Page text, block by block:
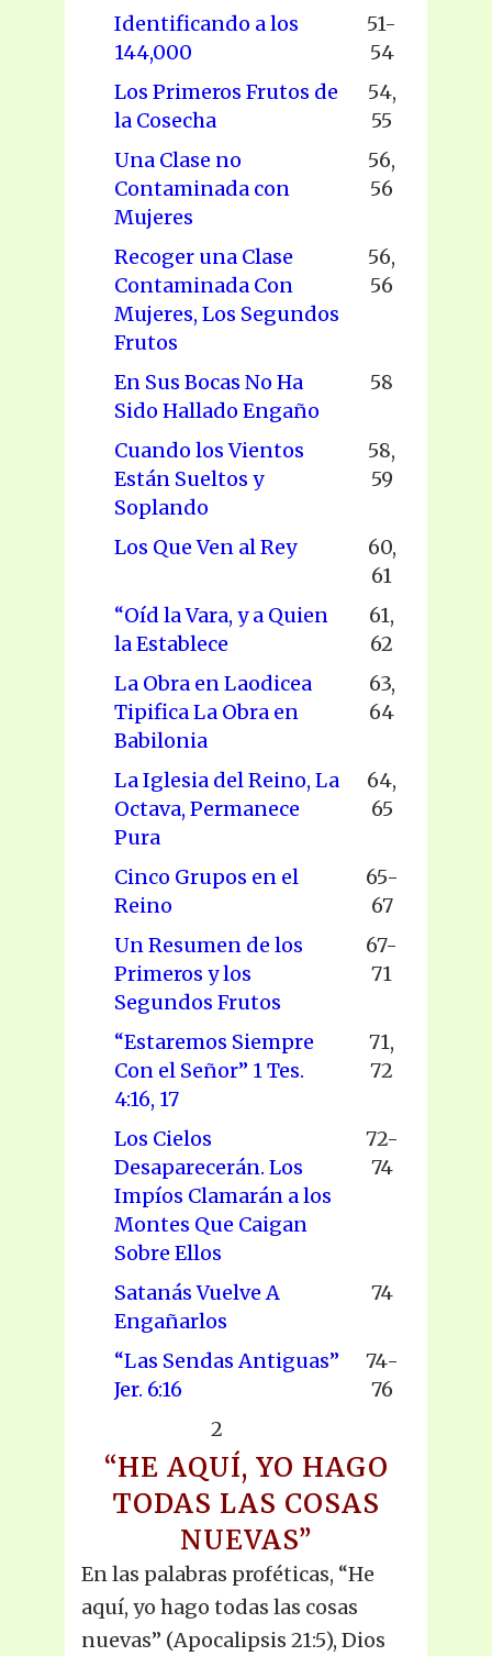
Identificando a los
144,000
51-
54
Los Primeros Frutos de
la Cosecha
54,
55
Una Clase no
Contaminada con
Mujeres
56,
56
Recoger una Clase
Contaminada Con
Mujeres, Los Segundos
Frutos
56,
56
En Sus Bocas No Ha
Sido Hallado Engaño
58
Cuando los Vientos
Están Sueltos y
Soplando
58,
59
Los Que Ven al Rey
60,
61
“Oíd la Vara, y a Quien
la Establece
61,
62
La Obra en Laodicea
Tipifica La Obra en
Babilonia
63,
64
La Iglesia del Reino, La
Octava, Permanece
Pura
64,
65
Cinco Grupos en el
Reino
65-
67
Un Resumen de los
Primeros y los
Segundos Frutos
67-
71
“Estaremos Siempre
Con el Señor” 1 Tes.
4:16, 17
71,
72
Los Cielos
Desaparecerán. Los
Impíos Clamarán a los
Montes Que Caigan
Sobre Ellos
72-
74
Satanás Vuelve A
Engañarlos
74
“Las Sendas Antiguas”
Jer. 6:16
74-
76
2
“HE AQUÍ, YO HAGO
TODAS LAS COSAS
NUEVAS”
En las palabras proféticas, “He
aquí, yo hago todas las cosas
nuevas” (Apocalipsis 21:5), Dios